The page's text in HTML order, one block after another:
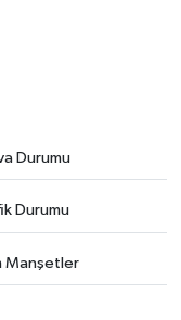
Durumu
Durumu
Manşetler